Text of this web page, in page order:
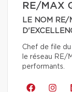
RE/MAX
LE NOM RE/
Chef de file du
le réseau RE/
performants.